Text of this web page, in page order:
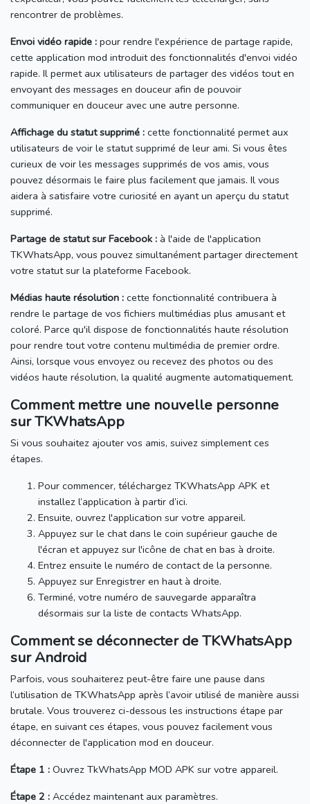
rencontrer de problèmes.
Envoi vidéo rapide : pour rendre l'expérience de partage rapide,
cette application mod introduit des fonctionnalités d'envoi vidéo
rapide. Il permet aux utilisateurs de partager des vidéos tout en
envoyant des messages en douceur afin de pouvoir
communiquer en douceur avec une autre personne.
Affichage du statut supprimé : cette fonctionnalité permet aux
utilisateurs de voir le statut supprimé de leur ami. Si vous êtes
curieux de voir les messages supprimés de vos amis, vous
pouvez désormais le faire plus facilement que jamais. Il vous
aidera à satisfaire votre curiosité en ayant un aperçu du statut
supprimé.
Partage de statut sur Facebook : à l'aide de l'application
TKWhatsApp, vous pouvez simultanément partager directement
votre statut sur la plateforme Facebook.
Médias haute résolution : cette fonctionnalité contribuera à
rendre le partage de vos fichiers multimédias plus amusant et
coloré. Parce qu'il dispose de fonctionnalités haute résolution
pour rendre tout votre contenu multimédia de premier ordre.
Ainsi, lorsque vous envoyez ou recevez des photos ou des
vidéos haute résolution, la qualité augmente automatiquement.
Comment mettre une nouvelle personne
sur TKWhatsApp
Si vous souhaitez ajouter vos amis, suivez simplement ces
étapes.
Pour commencer, téléchargez TKWhatsApp APK et
installez l’application à partir d’ici.
Ensuite, ouvrez l'application sur votre appareil.
Appuyez sur le chat dans le coin supérieur gauche de
l'écran et appuyez sur l'icône de chat en bas à droite.
Entrez ensuite le numéro de contact de la personne.
Appuyez sur Enregistrer en haut à droite.
Terminé, votre numéro de sauvegarde apparaîtra
désormais sur la liste de contacts WhatsApp.
Comment se déconnecter de TKWhatsApp
sur Android
Parfois, vous souhaiterez peut-être faire une pause dans
l’utilisation de TKWhatsApp après l’avoir utilisé de manière aussi
brutale. Vous trouverez ci-dessous les instructions étape par
étape, en suivant ces étapes, vous pouvez facilement vous
déconnecter de l'application mod en douceur.
Étape 1 : Ouvrez TkWhatsApp MOD APK sur votre appareil.
Étape 2 : Accédez maintenant aux paramètres.